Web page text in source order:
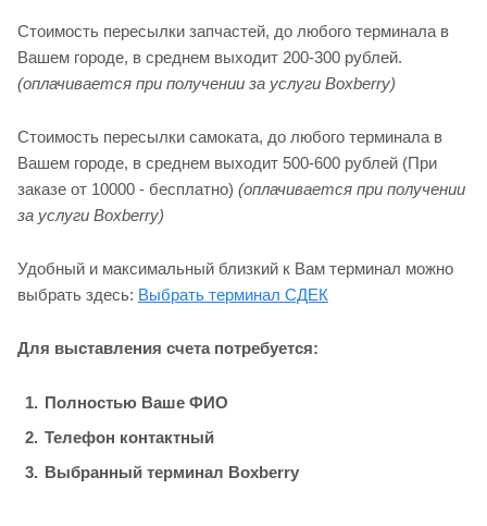
Стоимость пересылки запчастей, до любого терминала в
Вашем городе, в среднем выходит 200-300 рублей.
(оплачивается при получении за услуги Boxberry)
Стоимость пересылки самоката, до любого терминала в
Вашем городе, в среднем выходит 500-600 рублей (При
заказе от 10000 - бесплатно) (оплачивается при получении
за услуги Boxberry)
Удобный и максимальный близкий к Вам терминал можно
выбрать здесь: Выбрать терминал СДЕК
Для выставления счета потребуется:
Полностью Ваше ФИО
Телефон контактный
Выбранный терминал Boxberry